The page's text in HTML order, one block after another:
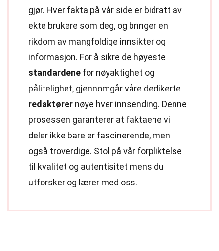
gjør. Hver fakta på vår side er bidratt av
ekte brukere som deg, og bringer en
rikdom av mangfoldige innsikter og
informasjon. For å sikre de høyeste
standardene for nøyaktighet og
pålitelighet, gjennomgår våre dedikerte
redaktører nøye hver innsending. Denne
prosessen garanterer at faktaene vi
deler ikke bare er fascinerende, men
også troverdige. Stol på vår forpliktelse
til kvalitet og autentisitet mens du
utforsker og lærer med oss.